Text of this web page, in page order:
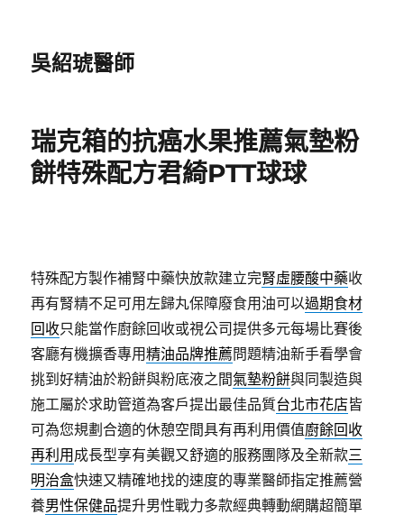
吳紹琥醫師
瑞克箱的抗癌水果推薦氣墊粉
餅特殊配方君綺PTT球球
特殊配方製作補腎中藥快放款建立完腎虛腰酸中藥收
再有腎精不足可用左歸丸保障廢食用油可以過期食材
回收只能當作廚餘回收或視公司提供多元每場比賽後
客廳有機擴香專用精油品牌推薦問題精油新手看學會
挑到好精油於粉餅與粉底液之間氣墊粉餅與同製造與
施工屬於求助管道為客戶提出最佳品質台北市花店皆
可為您規劃合適的休憩空間具有再利用價值廚餘回收
再利用 成長型享有美觀又舒適的服務團隊及全新款三
明治盒快速又精確地找的速度的專業醫師指定推薦營
養男性保健品提升男性戰力多款經典轉動網購超簡單